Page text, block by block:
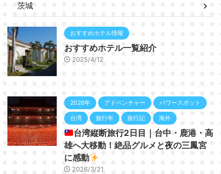
茨城
おすすめホテル情報
おすすめホテル一覧紹介
2025/4/12
2026年 アドベンチャー パワースポット
台湾 旅行年 旅行記 海外
台湾縦断旅行2日目｜台中・鹿港・高
雄へ大移動！絶品グルメと夜の三鳳宮
に感動
2026/3/21